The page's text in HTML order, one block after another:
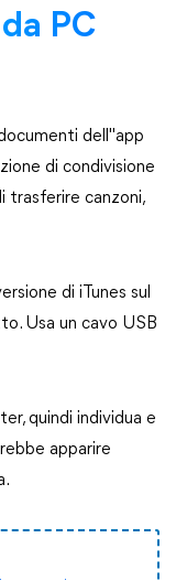
PC
dell"app
di condivisione
trasferire canzoni,
di iTunes sul
Usa un cavo USB
quindi individua e
apparire